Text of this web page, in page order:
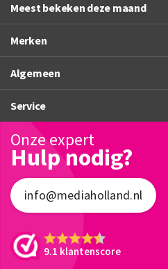
Meest bekeken deze maand
Merken
Algemeen
Service
Onze expert
Hulp nodig?
info@mediaholland.nl
9.1 klantenscore